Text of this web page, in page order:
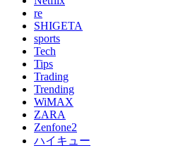
re
SHIGETA
sports
Tech
Tips
Trading
Trending
WiMAX
ZARA
Zenfone2
ハイキュー